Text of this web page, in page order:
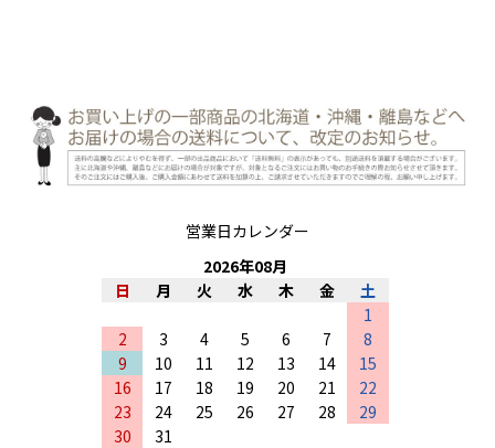
営業日カレンダー
2026年08月
日
月 火 水 木 金
土
1
2
3 4 5 6 7
8
9
10 11 12 13 14
15
16
17 18 19 20 21
22
23
24 25 26 27 28
29
30
31